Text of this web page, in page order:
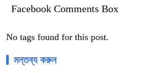
Facebook Comments Box
No tags found for this post.
মন্তব্য করুন